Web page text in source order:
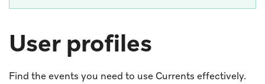
User profiles
Find the events you need to use Currents effectively.